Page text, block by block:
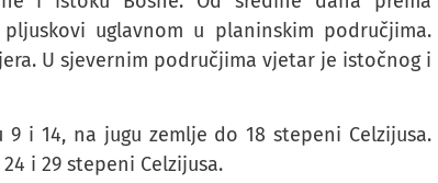
uglavnom u planinskim područjima.
U sjevernim područjima vjetar je istočnog i
i 14, na jugu zemlje do 18 stepeni Celzijusa.
i 29 stepeni Celzijusa.